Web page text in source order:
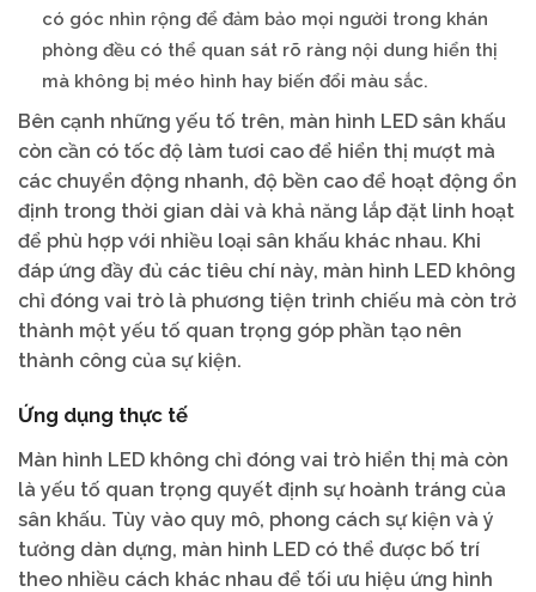
có góc nhìn rộng để đảm bảo mọi người trong khán
phòng đều có thể quan sát rõ ràng nội dung hiển thị
mà không bị méo hình hay biến đổi màu sắc.
Bên cạnh những yếu tố trên, màn hình LED sân khấu
còn cần có tốc độ làm tươi cao để hiển thị mượt mà
các chuyển động nhanh, độ bền cao để hoạt động ổn
định trong thời gian dài và khả năng lắp đặt linh hoạt
để phù hợp với nhiều loại sân khấu khác nhau. Khi
đáp ứng đầy đủ các tiêu chí này, màn hình LED không
chỉ đóng vai trò là phương tiện trình chiếu mà còn trở
thành một yếu tố quan trọng góp phần tạo nên
thành công của sự kiện.
Ứng dụng thực tế
Màn hình LED không chỉ đóng vai trò hiển thị mà còn
là yếu tố quan trọng quyết định sự hoành tráng của
sân khấu. Tùy vào quy mô, phong cách sự kiện và ý
tưởng dàn dựng, màn hình LED có thể được bố trí
theo nhiều cách khác nhau để tối ưu hiệu ứng hình